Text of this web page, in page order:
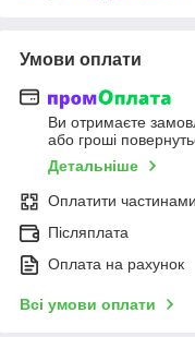
Умови оплати
Ви отримаєте
або гроші
Детальніше
Оплатити частинами
Післяплата
Оплата на рахунок
Всі умови оплати